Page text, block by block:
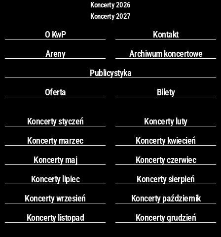
Koncerty 2026
Koncerty 2027
O KwP
Kontakt
Areny
Archiwum koncertowe
Publicystyka
Oferta
Bilety
Koncerty styczeń
Koncerty luty
Koncerty marzec
Koncerty kwiecień
Koncerty maj
Koncerty czerwiec
Koncerty lipiec
Koncerty sierpień
Koncerty wrzesień
Koncerty październik
Koncerty listopad
Koncerty grudzień